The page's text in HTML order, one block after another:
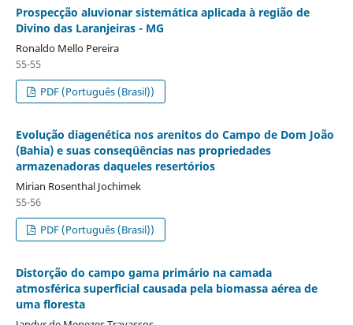
Prospecção aluvionar sistemática aplicada à região de
Divino das Laranjeiras - MG
Ronaldo Mello Pereira
55-55
PDF (Português (Brasil))
Evolução diagenética nos arenitos do Campo de Dom João
(Bahia) e suas conseqüências nas propriedades
armazenadoras daqueles resertórios
Mirian Rosenthal Jochimek
55-56
PDF (Português (Brasil))
Distorção do campo gama primário na camada
atmosférica superficial causada pela biomassa aérea de
uma floresta